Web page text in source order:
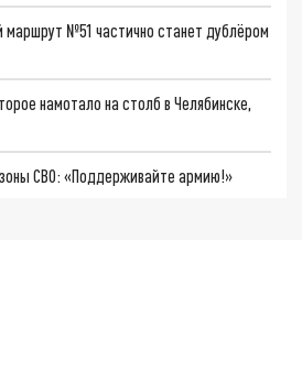
маршрут №51 частично станет дублёром
намотало на столб в Челябинске,
СВО: «Поддерживайте армию!»